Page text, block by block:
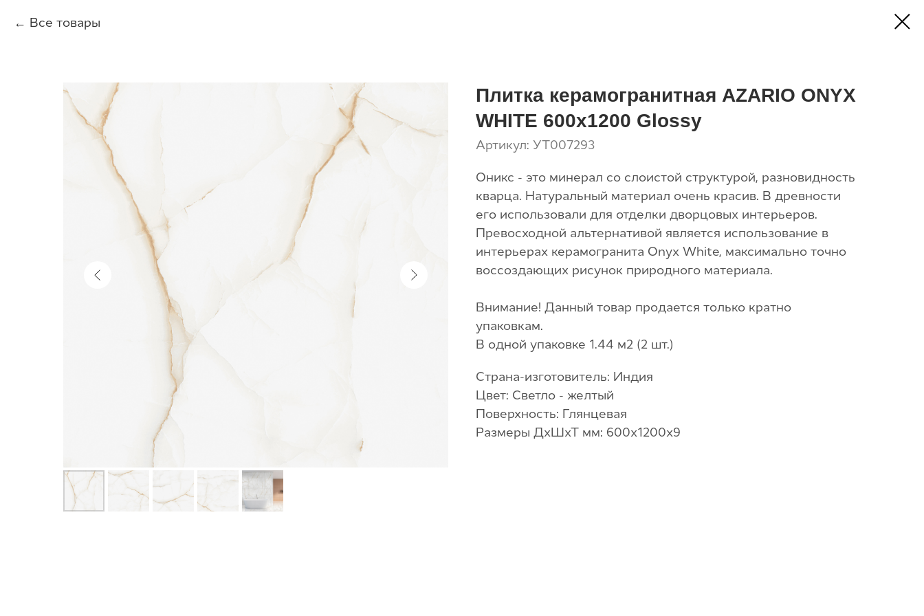
Все товары
Плитка керамогранитная AZARIO ONYX
WHITE 600х1200 Glossy
Артикул: УТ007293
Оникс - это минерал со слоистой структурой, разновидность
кварца. Натуральный материал очень красив. В древности
его использовали для отделки дворцовых интерьеров.
Превосходной альтернативой является использование в
интерьерах керамогранита Onyx White, максимально точно
воссоздающих рисунок природного материала.
Внимание! Данный товар продается только кратно
упаковкам.
В одной упаковке 1.44 м2 (2 шт.)
Страна-изготовитель: Индия
Цвет: Светло - желтый
Поверхность: Глянцевая
Размеры ДхШхТ мм: 600х1200х9